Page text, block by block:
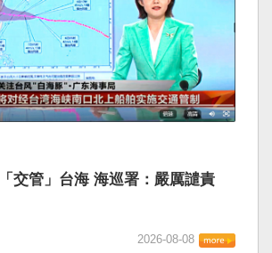
交管」台海 海巡署：嚴厲譴責
2026-08-08